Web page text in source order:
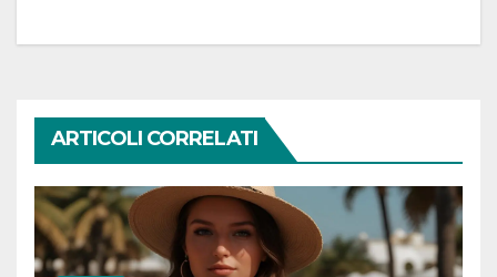
ARTICOLI CORRELATI